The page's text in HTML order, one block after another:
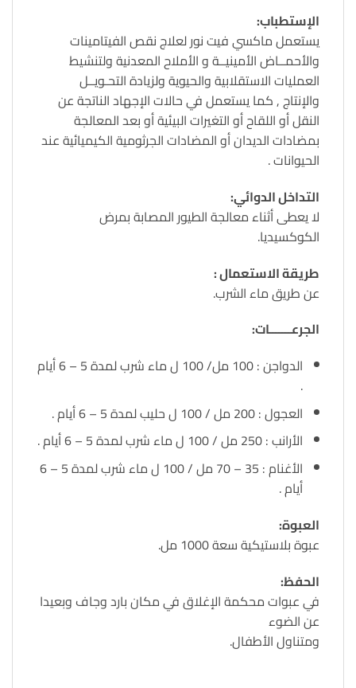
الإستطباب:
يستعمل ماكسي فيت نور لعلاج نقص الفيتامينات
والأحمــاض الأمينيــة و الأملاح المعدنية ولتنشيط
العمليات الاستقلابية والحيوية ولزيادة التحـويــل
والإنتاج , كما يستعمل في حالات الإجهاد الناتجة عن
النقل أو اللقاح أو التغيرات البيئية أو بعد المعالجة
بمضادات الديدان أو المضادات الجرثومية الكيميائية عند
الحيوانات .
التداخل الدوائي:
لا يعطى أثناء معالجة الطيور المصابة بمرض
الكوكسيديا.
طريقة الاستعمال :
عن طريق ماء الشرب.
الجرعـــــــات:
الدواجن : 100 مل/ 100 ل ماء شرب لمدة 5 – 6 أيام
.
العجول : 200 مل / 100 ل حليب لمدة 5 – 6 أيام .
الأرانب : 250 مل / 100 ل ماء شرب لمدة 5 – 6 أيام .
الأغنام : 35 – 70 مل / 100 ل ماء شرب لمدة 5 – 6
أيام .
العبوة:
عبوة بلاستيكية سعة 1000 مل.
الحفظ:
في عبوات محكمة الإغلاق في مكان بارد وجاف وبعيدا
عن الضوء
ومتناول الأطفال.